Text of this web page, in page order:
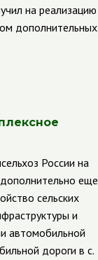
на реализацию
дополнительных
России на
еще
сельских
и
автомобильной
дороги в с.